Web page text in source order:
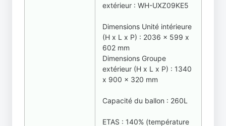
extérieur : WH-UXZ09KE5
Dimensions Unité intérieure
(H x L x P) : 2036 x 599 x
602 mm
Dimensions Groupe
extérieur (H x L x P) : 1340
x 900 x 320 mm
Capacité du ballon : 260L
ETAS : 140% (température